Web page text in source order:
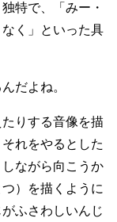
特で、「みー・
く」といった具
だよね。
りする音像を描
れをやるとした
ながら向こうか
）を描くように
ふさわしいんじ